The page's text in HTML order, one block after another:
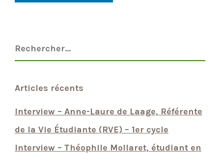
Articles récents
Interview – Anne-Laure de Laage, Référente
de la Vie Étudiante (RVE) – 1er cycle
Interview – Théophile Mollaret, étudiant en